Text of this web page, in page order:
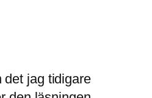
det jag tidigare